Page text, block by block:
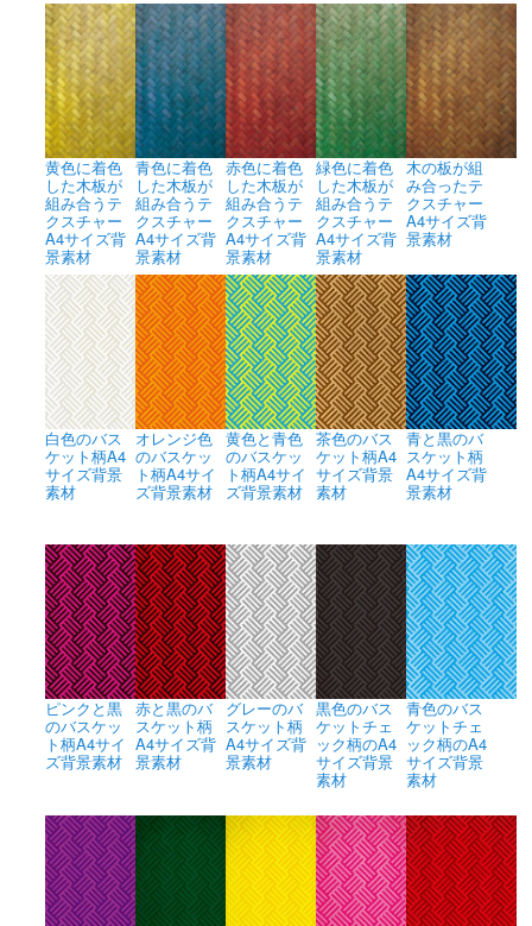
黄色に着色
した木板が
組み合うテ
クスチャー
A4サイズ背
景素材
青色に着色
した木板が
組み合うテ
クスチャー
A4サイズ背
景素材
赤色に着色
した木板が
組み合うテ
クスチャー
A4サイズ背
景素材
緑色に着色
した木板が
組み合うテ
クスチャー
A4サイズ背
景素材
木の板が組
み合ったテ
クスチャー
A4サイズ背
景素材
白色のバス
ケット柄A4
サイズ背景
素材
オレンジ色
のバスケッ
ト柄A4サイ
ズ背景素材
黄色と青色
のバスケッ
ト柄A4サイ
ズ背景素材
茶色のバス
ケット柄A4
サイズ背景
素材
青と黒のバ
スケット柄
A4サイズ背
景素材
ピンクと黒
のバスケッ
ト柄A4サイ
ズ背景素材
赤と黒のバ
スケット柄
A4サイズ背
景素材
グレーのバ
スケット柄
A4サイズ背
景素材
黒色のバス
ケットチェ
ック柄のA4
サイズ背景
素材
青色のバス
ケットチェ
ック柄のA4
サイズ背景
素材